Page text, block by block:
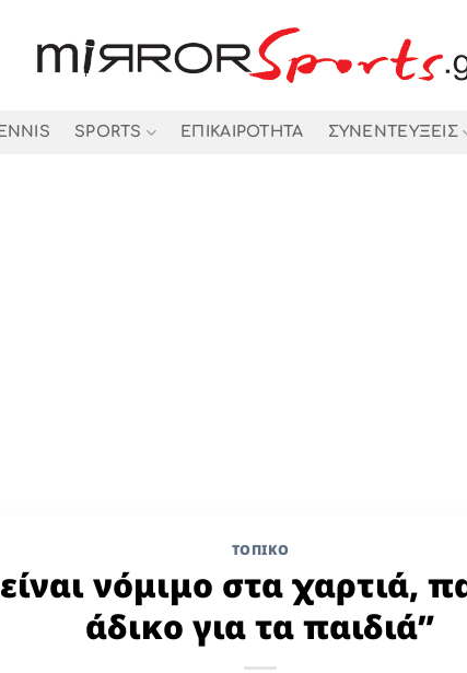
SPORTS ΕΠΙΚΑΙΡΟΤΗΤΑ ΣΥΝΕΝΤΕΥΞΕΙΣ
ΤΟΠΙΚΌ
νόμιμο στα χαρτιά,
άδικο για τα παιδιά”